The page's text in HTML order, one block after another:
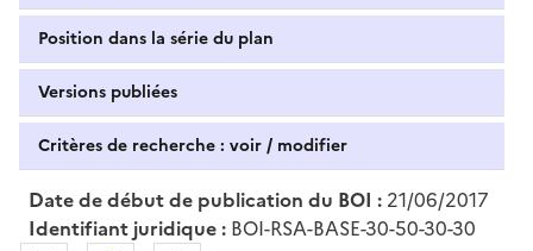
Position dans la série du plan
Versions publiées
Critères de recherche : voir / modifier
Date de début de publication du BOI : 21/06/2017
Identifiant juridique : BOI-RSA-BASE-30-50-30-30